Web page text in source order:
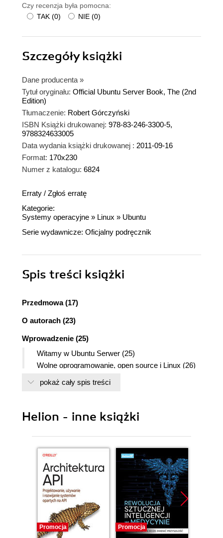
Czy recenzja była pomocna:
TAK (0) NIE (0)
Szczegółyksiążki
Dane producenta »
Tytuł oryginału: Official Ubuntu Server Book, The (2nd
Edition)
Tłumaczenie: Robert Górczyński
ISBN Książki drukowanej: 978-83-246-3300-5,
9788324633005
Data wydania książki drukowanej : 2011-09-16
Format: 170x230
Numer z katalogu: 6824
Erraty / Zgłoś erratę
Kategorie:
Systemy operacyjne » Linux » Ubuntu
Serie wydawnicze: Oficjalny podręcznik
Spis treści książki
Przedmowa (17)
O autorach (23)
Wprowadzenie (25)
Witamy w Ubuntu Serwer (25)
Wolne oprogramowanie, open source i Linux (26)
Wolne oprogramowanie i GNU (26)
Linux (27)
Krótka historia projektu Ubuntu (29)
Mark Shuttleworth (29)
The Warthogs (30)
Co oznacza słowo Ubuntu? (32)
Utworzenie Canonical (33)
Społeczność Ubuntu (33)
Obietnice i cele Ubuntu (34)
Cele ideologiczne (35)
Realizacja celów i zasady postępowania (36)
Cele techniczne (37)
Canonical i fundacja Ubuntu (39)
pokaż cały spis treści
Helion - inne książki
Promocja Promocja